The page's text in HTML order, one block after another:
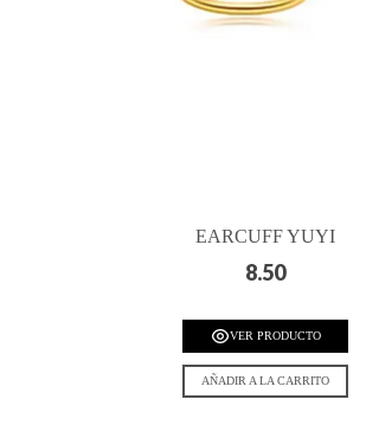
EARCUFF YUYI
8.50
VER PRODUCTO
AÑADIR A LA CARRITO